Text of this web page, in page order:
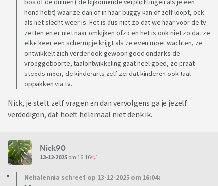
bos of de duinen ( de bijkomende verplichtingen als je een
hond hebt) waar ze dan of in haar buggy kan of zelf loopt, ook
als het slecht weer is. Het is dus niet zo dat we haar voor de tv
zetten en er niet naar omkijken ofzo en het is ook niet zo dat ze
elke keer een schermpje krijgt als ze even moet wachten, ze
ontwikkelt zich verder ook gewoon goed ondanks de
vroeggeboorte, taalontwikkeling gaat heel goed, ze praat
steeds meer, de kinderarts zelf zei dat kinderen ook taal
oppakken via tv.
Nick, je stelt zelf vragen en dan vervolgens ga je jezelf
verdedigen, dat hoeft helemaal niet denk ik.
Nick90
13-12-2025 om 16:16
Nehalennia schreef op 13-12-2025 om 16:04: